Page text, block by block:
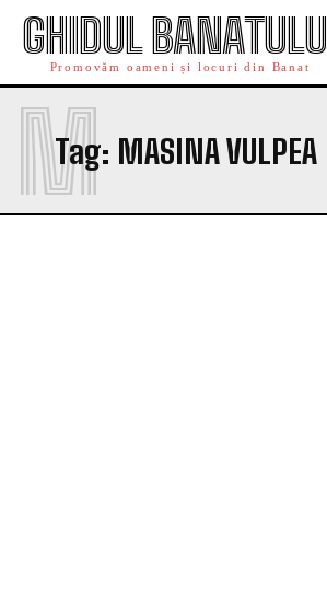
GHIDUL BANATULUI
Promovăm oameni și locuri din Banat
Tag: MASINA VULPEA
M